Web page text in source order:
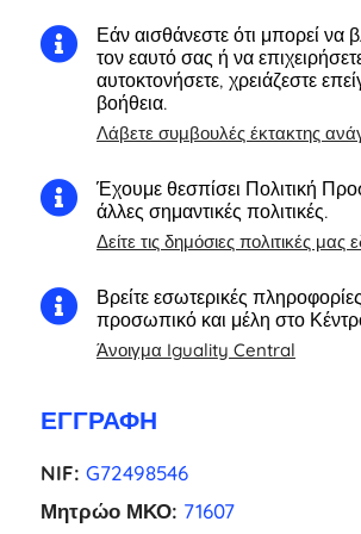

Εάν αισθάνεστε ότι μπορεί να
τον εαυτό σας ή να
αυτοκτονήσετε, χρειάζεστε
βοήθεια.
Λάβετε συμβουλές έκτακτης

Έχουμε θεσπίσει Πολιτική
άλλες σημαντικές πολιτικές.
Δείτε τις δημόσιες πολιτικές μας

Βρείτε εσωτερικές
προσωπικό και μέλη στο
Άνοιγμα Iguality Central
ΕΓΓΡΑΦΉ
NIF: G72498546
Μητρώο ΜΚΟ: 71607